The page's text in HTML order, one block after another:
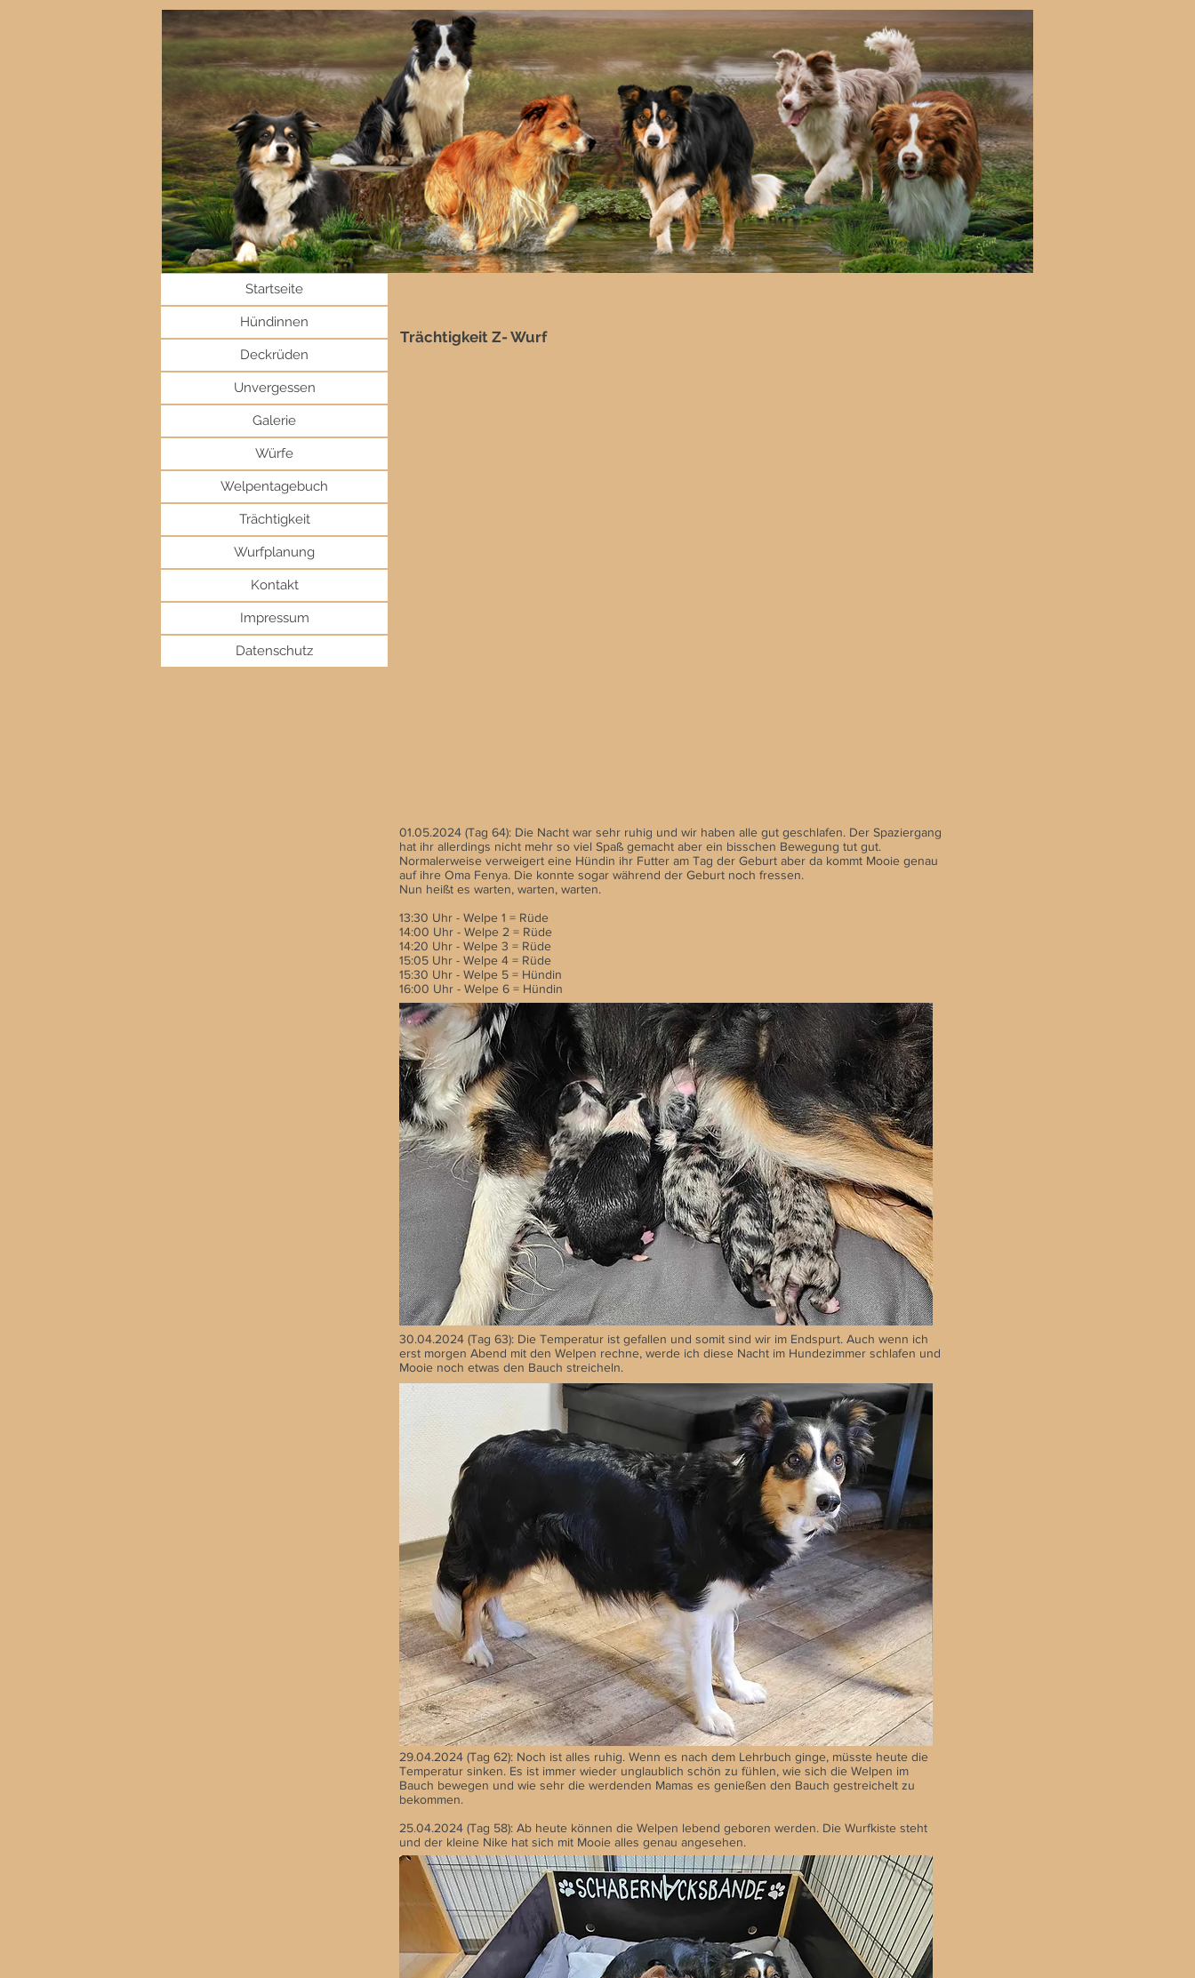
Startseite
Hündinnen
Deckrüden
Unvergessen
Galerie
Würfe
Welpentagebuch
Trächtigkeit
Wurfplanung
Kontakt
Impressum
Datenschutz
Trächtigkeit Z- Wurf
01.05.2024 (Tag 64): Die Nacht war sehr ruhig und wir haben alle gut geschlafen. Der Spaziergang
hat ihr allerdings nicht mehr so viel Spaß gemacht aber ein bisschen Bewegung tut gut.
Normalerweise verweigert eine Hündin ihr Futter am Tag der Geburt aber da kommt Mooie genau
auf ihre Oma Fenya. Die konnte sogar während der Geburt noch fressen.
Nun heißt es warten, warten, warten.
13:30 Uhr - Welpe 1 = Rüde
14:00 Uhr - Welpe 2 = Rüde
14:20 Uhr - Welpe 3 = Rüde
15:05 Uhr - Welpe 4 = Rüde
15:30 Uhr - Welpe 5 = Hündin
16:00 Uhr - Welpe 6 = Hündin
30.04.2024 (Tag 63): Die Temperatur ist gefallen und somit sind wir im Endspurt. Auch wenn ich
erst morgen Abend mit den Welpen rechne, werde ich diese Nacht im Hundezimmer schlafen und
Mooie noch etwas den Bauch streicheln.
29.04.2024 (Tag 62): Noch ist alles ruhig. Wenn es nach dem Lehrbuch ginge, müsste heute die
Temperatur sinken. Es ist immer wieder unglaublich schön zu fühlen, wie sich die Welpen im
Bauch bewegen und wie sehr die werdenden Mamas es genießen den Bauch gestreichelt zu
bekommen.
25.04.2024 (Tag 58): Ab heute können die Welpen lebend geboren werden. Die Wurfkiste steht
und der kleine Nike hat sich mit Mooie alles genau angesehen.